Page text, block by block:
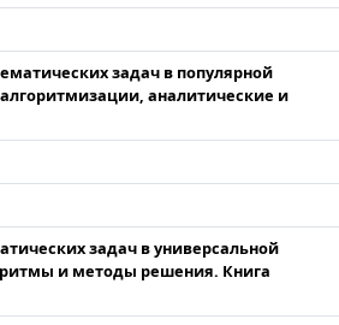
задач в популярной
аналитические и
задач в универсальной
и методы решения. Книга